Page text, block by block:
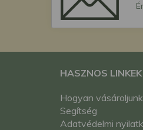
HASZNOS LINKEK
Hogyan
Segítség
Adatvédelmi